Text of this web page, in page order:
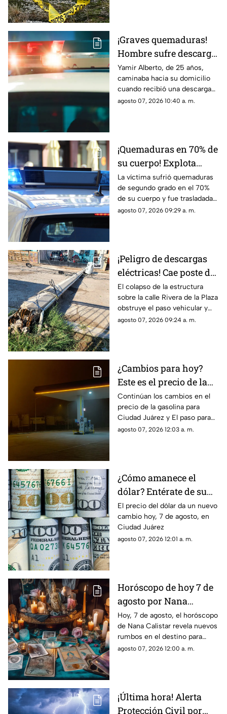
¡Graves quemaduras!
Hombre sufre descarga
eléctrica por pisar
cable expuesto en
banqueta de Ciudad
Juárez
Yamir Alberto, de 25 años,
caminaba hacia su domicilio
cuando recibió una descarga
eléctrica; fue trasladado de
agosto 07, 2026 10:40 a. m.
¡Quemaduras en 70% de
su cuerpo! Explota
tanque de gas en
Parajes del Sur y deja a
una persona grave
La víctima sufrió quemaduras
de segundo grado en el 70%
de su cuerpo y fue trasladada
de urgencia al Hospital General
agosto 07, 2026 09:29 a. m.
¡Peligro de descargas
eléctricas! Cae poste de
concreto tras
TORMENTAS y bloquea
calles en Ciudad Juárez
El colapso de la estructura
sobre la calle Rivera de la Plaza
obstruye el paso vehicular y
mantiene en alerta a los
agosto 07, 2026 09:24 a. m.
¿Cambios para hoy?
Este es el precio de la
gasolina para Ciudad
Juárez y El Paso
Continúan los cambios en el
precio de la gasolina para
Ciudad Juárez y El paso para
hoy, 7 de agosto
agosto 07, 2026 12:03 a. m.
¿Cómo amanece el
dólar? Entérate de su
precio hoy, 7 de agosto,
en Ciudad Juárez
El precio del dólar da un nuevo
cambio hoy, 7 de agosto, en
Ciudad Juárez
agosto 07, 2026 12:01 a. m.
Horóscopo de hoy 7 de
agosto por Nana
Calistar: Este será tu
mejor beneficio
Hoy, 7 de agosto, el horóscopo
de Nana Calistar revela nuevos
rumbos en el destino para
estos signos
agosto 07, 2026 12:00 a. m.
¡Última hora! Alerta
Protección Civil por